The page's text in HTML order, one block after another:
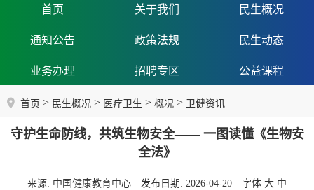
首页 关于我们 民生概况
通知公告 政策法规 民生动态
业务办理 招聘专区 公益课程
首页 > 民生概况 > 医疗卫生 > 概况 > 卫健资讯
守护生命防线，共筑生物安全—— 一图读懂《生物安
全法》
来源: 中国健康教育中心 发布日期: 2026-04-20 字体 大 中